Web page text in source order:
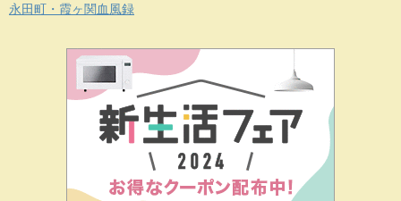
永田町・霞ヶ関血風録